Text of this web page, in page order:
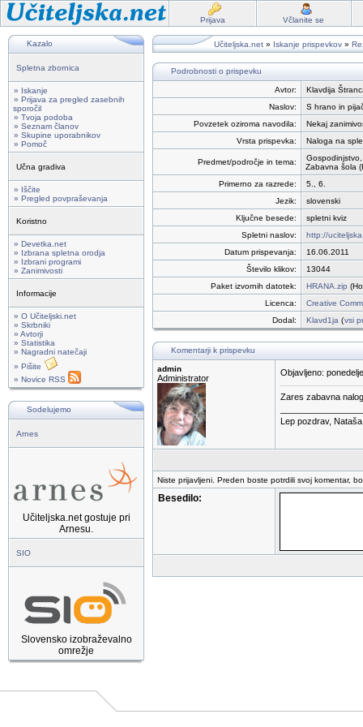
Prijava Včlanite se
Kazalo
Spletna zbornica
» Iskanje
» Prijava za pregled zasebnih
sporočil
» Tvoja podoba
» Seznam članov
» Skupine uporabnikov
» Pomoč
Učna gradiva
» Iščite
» Pregled povpraševanja
Koristno
» Devetka.net
» Izbrana spletna orodja
» Izbrani programi
» Zanimivosti
Informacije
» O Učiteljski.net
» Skrbniki
» Avtorji
» Statistika
» Nagradni natečaji
» Pišite
» Novice RSS
Sodelujemo
Arnes
Učiteljska.net gostuje pri
Arnesu.
SIO
Slovensko izobraževalno
omrežje
Učiteljska.net » Iskanje prispevkov »
Podrobnosti o prispevku
Avtor:
Klavdija
Naslov:
S hrano in
Povzetek oziroma navodila:
Nekaj
Vrsta prispevka:
Naloga na
Predmet/področje in tema:
Gospodinjstvo,
Zabavna šola
Primerno za razrede:
5., 6.
Jezik:
slovenski
Ključne besede:
spletni kviz
Spletni naslov:
http://
Datum prispevanja:
16.06.2011
Število klikov:
13044
Paket izvornih datotek:
HRANA.zip
Licenca:
Creative
Dodal:
Klavd1ja (vsi
Komentarji k prispevku
admin
Administrator
Objavljeno:
Zares zabavna
Lep pozdrav, Nataša
Niste prijavljeni. Preden boste potrdili svoj komentar,
Besedilo: